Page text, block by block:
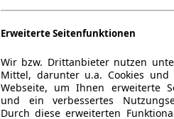
Erweiterte Seitenfunktionen
Wir bzw. Drittanbieter nutzen
Mittel, darunter u.a. Cookies
Webseite, um Ihnen erweiterte
und ein verbessertes
Durch diese erweiterten